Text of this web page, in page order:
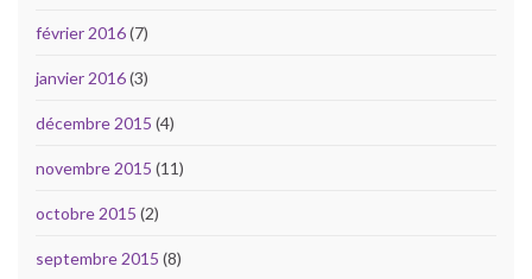
février 2016(7)
janvier 2016(3)
décembre 2015 (4)
novembre 2015 (11)
octobre 2015 (2)
septembre 2015 (8)